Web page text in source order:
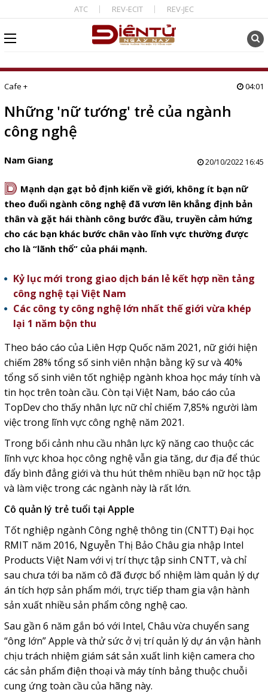
ATC REV-ECIT REV-JEC
Cafe + 04:01
Những 'nữ tướng' trẻ của ngành
công nghệ
Nam Giang 20/10/2022 16:45
D Mạnh dạn gạt bỏ định kiến về giới, không ít bạn nữ
theo đuổi ngành công nghệ đã vươn lên khẳng định bản
thân và gặt hái thành công bước đầu, truyền cảm hứng
cho các bạn khác bước chân vào lĩnh vực thường được
cho là “lãnh thổ” của phái mạnh.
Kỷ lục mới trong giao dịch bán lẻ kết hợp nền tảng
công nghệ tại Việt Nam
Các công ty công nghệ lớn nhất thế giới vừa khép
lại 1 năm bộn thu
Theo báo cáo của Liên Hợp Quốc năm 2021, nữ giới hiện
chiếm 28% tổng số sinh viên nhận bằng kỹ sư và 40%
tổng số sinh viên tốt nghiệp ngành khoa học máy tính và
tin học trên toàn cầu. Còn tại Việt Nam, báo cáo của
TopDev cho thấy nhân lực nữ chỉ chiếm 7,85% người làm
việc trong lĩnh vực công nghệ năm 2021.
Trong bối cảnh nhu cầu nhân lực kỹ năng cao thuộc các
lĩnh vực khoa học công nghệ vẫn gia tăng, dư địa để thúc
đẩy bình đẳng giới và thu hút thêm nhiều bạn nữ học tập
và làm việc trong các ngành này là rất lớn.
Cô quản lý trẻ tuổi tại Apple
Tốt nghiệp ngành Công nghệ thông tin (CNTT) Đại học
RMIT năm 2016, Nguyễn Thị Bảo Châu gia nhập Intel
Products Việt Nam với vị trí thực tập sinh CNTT, và chỉ
sau chưa tới ba năm cô đã được bổ nhiệm làm quản lý dự
án tích hợp sản phẩm mới, trực tiếp tham gia vận hành
sản xuất nhiều sản phẩm công nghệ cao.
Sau gần 6 năm gắn bó với Intel, Châu vừa chuyển sang
“ông lớn” Apple và thử sức ở vị trí quản lý dự án vận hành
chịu trách nhiệm giám sát sản xuất linh kiện camera cho
các sản phẩm điện thoại và máy tính bảng thuộc chuỗi
cung ứng toàn cầu của hãng này.